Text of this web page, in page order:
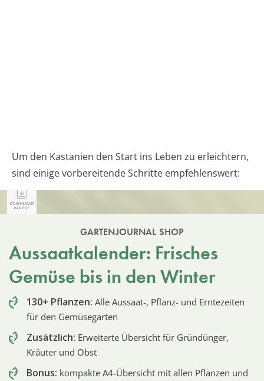
Um den Kastanien den Start ins Leben zu erleichtern,
sind einige vorbereitende Schritte empfehlenswert:
GARTENJOURNAL SHOP
Aussaatkalender: Frisches
Gemüse bis in den Winter
130+ Pflanzen: Alle Aussaat-, Pflanz- und Erntezeiten
für den Gemüsegarten
Zusätzlich: Erweiterte Übersicht für Gründünger,
Kräuter und Obst
Bonus: kompakte A4-Übersicht mit allen Pflanzen und